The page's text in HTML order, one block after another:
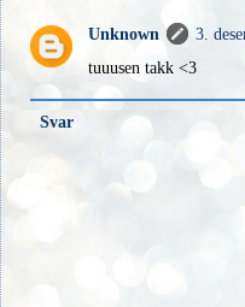
Unknown
3.
tuuusen takk <3
Svar